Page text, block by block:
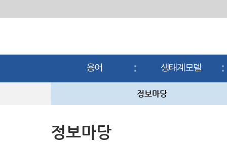
용어 생태계모델
생태계모델
정보마당
정보마당